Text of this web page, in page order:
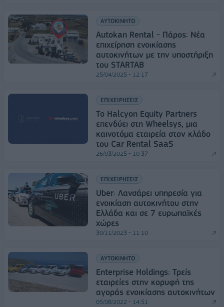
ΑΥΤΟΚΙΝΗΤΟ
Autokan Rental - Πάρος: Νέα
επιχείρηση ενοικίασης
αυτοκινήτων με την υποστήριξη
του STARTAB
25/04/2025 - 12:17
ΕΠΙΧΕΙΡΗΣΕΙΣ
To Halcyon Equity Partners
επενδύει στη Wheelsys, μια
καινοτόμα εταιρεία στον κλάδο
του Car Rental SaaS
26/03/2025 - 10:37
ΕΠΙΧΕΙΡΗΣΕΙΣ
Uber: Λανσάρει υπηρεσία για
ενοικίαση αυτοκινήτου στην
Ελλάδα και σε 7 ευρωπαϊκές
χώρες
30/11/2023 - 11:10
ΑΥΤΟΚΙΝΗΤΟ
Enterprise Holdings: Τρείς
εταιρείες στην κορυφή της
αγοράς ενοικίασης αυτοκινήτων
05/08/2022 - 14:51